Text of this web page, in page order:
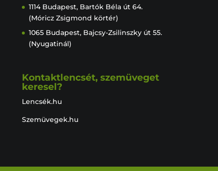
1114 Budapest, Bartók Béla út 64.
(Móricz Zsigmond körtér)
1065 Budapest, Bajcsy-Zsilinszky út 55.
(Nyugatinál)
Kontaktlencsét, szemüveget
keresel?
Lencsék.hu
Szemüvegek.hu